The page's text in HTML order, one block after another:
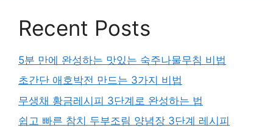
Recent Posts
5분 만에 완성하는 맛있는 숙주나물무침 비법
초간단 애호박전 만드는 3가지 비법
무생채 황금레시피 3단계로 완성하는 법
쉽고 빠른 참치 두부조림 양념장 3단계 레시피